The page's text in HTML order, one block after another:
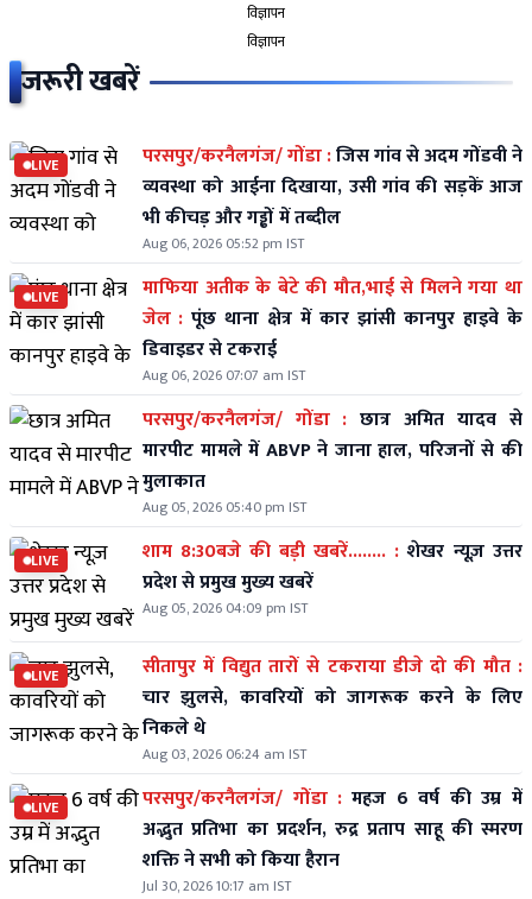
विज्ञापन
विज्ञापन
जरूरी खबरें
LIVE परसपुर/करनैलगंज/ गोंडा :जिस गांव से अदम गोंडवी ने
व्यवस्था को आईना दिखाया, उसी गांव की सड़कें आज
भी कीचड़ और गड्ढों में तब्दील
Aug 06, 2026 05:52 pm IST
LIVE
माफिया अतीक के बेटे की मौत,भाई से मिलने गया था
जेल : पूंछ थाना क्षेत्र में कार झांसी कानपुर हाइवे के
डिवाइडर से टकराई
Aug 06, 2026 07:07 am IST
परसपुर/करनैलगंज/ गोंडा : छात्र अमित यादव से
मारपीट मामले में ABVP ने जाना हाल, परिजनों से की
मुलाकात
Aug 05, 2026 05:40 pm IST
LIVE शाम 8:30बजे की बड़ी खबरें........ : शेखर न्यूज़ उत्तर
प्रदेश से प्रमुख मुख्य खबरें
Aug 05, 2026 04:09 pm IST
LIVE
सीतापुर में विद्युत तारों से टकराया डीजे दो की मौत :
चार झुलसे, कावरियों को जागरूक करने के लिए
निकले थे
Aug 03, 2026 06:24 am IST
LIVE परसपुर/करनैलगंज/ गोंडा : महज 6 वर्ष की उम्र में
अद्भुत प्रतिभा का प्रदर्शन, रुद्र प्रताप साहू की स्मरण
शक्ति ने सभी को किया हैरान
Jul 30, 2026 10:17 am IST